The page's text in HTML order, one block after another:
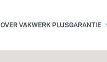
OVER VAKWERK PLUSGARANTIE